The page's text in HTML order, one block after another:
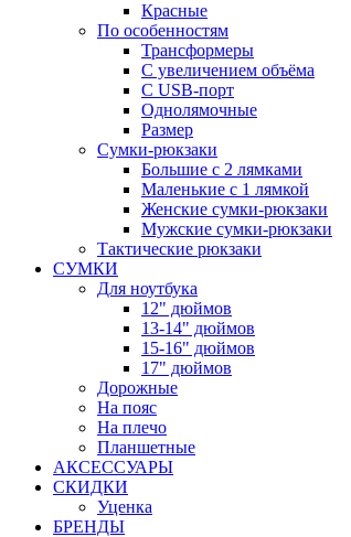
Красные
По особенностям
Трансформеры
С увеличением объёма
С USB-порт
Однолямочные
Размер
Сумки-рюкзаки
Большие с 2 лямками
Маленькие с 1 лямкой
Женские сумки-рюкзаки
Мужские сумки-рюкзаки
Тактические рюкзаки
СУМКИ
Для ноутбука
12" дюймов
13-14" дюймов
15-16" дюймов
17" дюймов
Дорожные
На пояс
На плечо
Планшетные
АКСЕССУАРЫ
СКИДКИ
Уценка
БРЕНДЫ